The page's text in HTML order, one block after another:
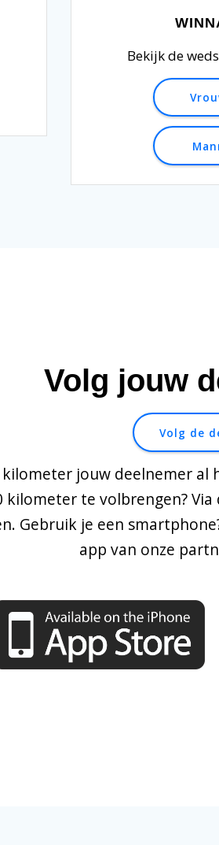
Bekijk de
Volg jouw
Volg de
jouw deelnemer
kilometer te volbrengen?
Gebruik je een
app van onze